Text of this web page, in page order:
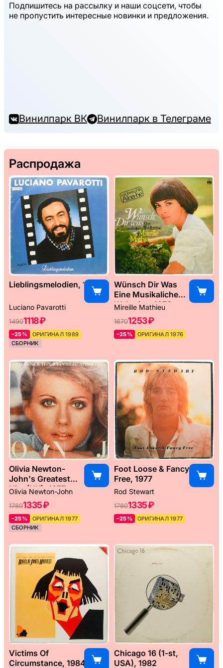
Подпишитесь на рассылку и наши соцсети, чтобы
не пропустить интересные новинки и предложения.
Винилпарк ВК Винилпарк в Телеграме
Распродажа
Lieblingsmelodien, 1989
Luciano Pavarotti
14901118 ₽
–25%
ОРИГИНАЛ 1989
СБОРНИК
Wünsch Dir Was
Eine Musikaliche
Weltreise, 1976
Mireille Mathieu
16701253 ₽
–25% ОРИГИНАЛ 1976
Olivia Newton-
John's Greatest
Hits (UK), 1977
Olivia Newton-John
17801335 ₽
–25%
ОРИГИНАЛ 1977
СБОРНИК
Foot Loose & Fancy
Free, 1977
Rod Stewart
17801335 ₽
–25% ОРИГИНАЛ 1977
Victims Of
Circumstance, 1984
Chicago 16 (1-st,
USA), 1982